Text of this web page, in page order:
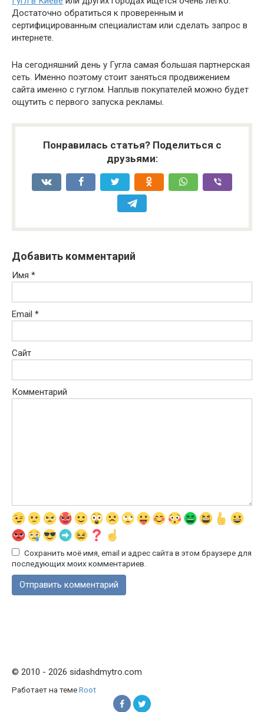
Достаточно обратиться к проверенным и
сертифицированным специалистам или сделать запрос в
интернете.
На сегодняшний день у Гугла самая большая партнерская
сеть. Именно поэтому стоит заняться продвижением
сайта именно с гуглом. Наплыв покупателей можно будет
ощутить с первого запуска рекламы.
Понравилась статья? Поделиться с
друзьями:
Добавить комментарий
Имя *
Email *
Сайт
Комментарий
Сохранить моё имя, email и адрес сайта в этом браузере для
последующих моих комментариев.
© 2010 - 2026 sidashdmytro.com
Работает на темеRoot